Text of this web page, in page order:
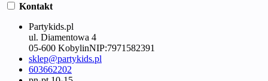
Kontakt
Partykids.pl
ul. Diamentowa 4
05-600 KobylinNIP:7971582391
sklep@partykids.pl
603662202